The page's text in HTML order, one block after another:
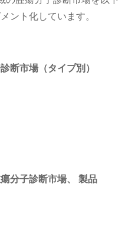
ント化しています。
断市場（タイプ別）
分子診断市場、 製品